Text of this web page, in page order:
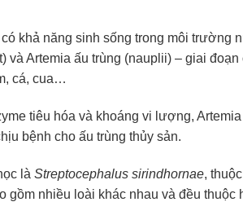
khả năng sinh sống trong môi trường
Artemia ấu trùng (nauplii) – giai đoạn
cá, cua…
tiêu hóa và khoáng vi lượng,
bệnh cho ấu trùng thủy sản.
là Streptocephalus sirindhornae,
gồm nhiều loài khác nhau và đều thuộc